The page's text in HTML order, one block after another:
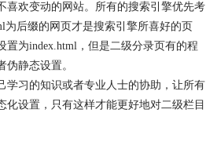
喜欢变动的网站。所有的搜索引擎优先考
为后缀的网页才是搜索引擎所喜好的页
置为index.html，但是二级分录页有的程
伪静态设置。
学习的知识或者专业人士的协助，让所有
化设置，只有这样才能更好地对二级栏目